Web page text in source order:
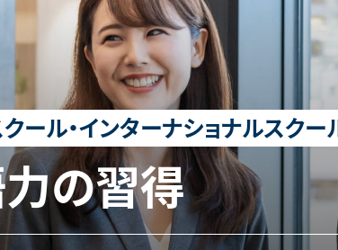
ール・インターナショナルスク
の習得